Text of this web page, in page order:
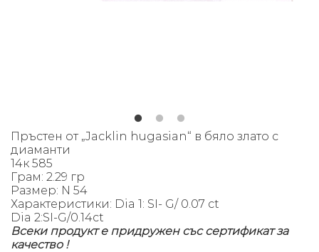
Пръстен от „Jacklin hugasian“ в бяло злато с
диаманти
14к 585
Грам: 2.29 гр
Размер: N 54
Характеристики: Dia 1: SI- G/ 0.07 ct
Dia 2:SI-G/0.14ct
Всеки продукт е придружен със сертификат за
качество !